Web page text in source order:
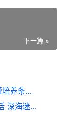
下一篇 »
鸣潮达妮娅培养材料有啥子 鸣潮达妮娅培养条件及流程详解详解
深海迷航2循环呼吸器蓝图获取位置概括 深海迷航2循环呼吸器在哪里拿